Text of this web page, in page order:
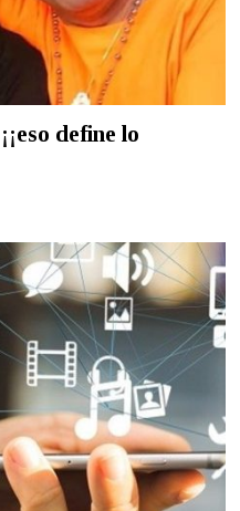
define lo